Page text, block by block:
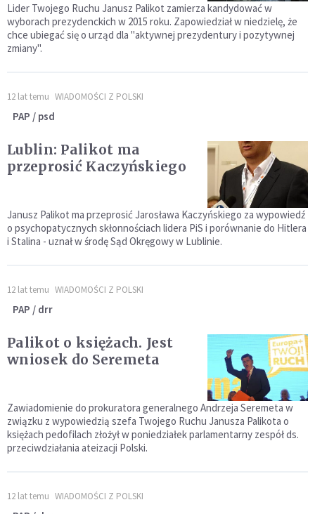
Lider Twojego Ruchu Janusz Palikot zamierza kandydować w
wyborach prezydenckich w 2015 roku. Zapowiedział w niedzielę, że
chce ubiegać się o urząd dla "aktywnej prezydentury i pozytywnej
zmiany".
12 lat temu WIADOMOŚCI Z POLSKI
PAP / psd
Lublin: Palikot ma
przeprosić Kaczyńskiego
Janusz Palikot ma przeprosić Jarosława Kaczyńskiego za wypowiedź
o psychopatycznych skłonnościach lidera PiS i porównanie do Hitlera
i Stalina - uznał w środę Sąd Okręgowy w Lublinie.
12 lat temu WIADOMOŚCI Z POLSKI
PAP / drr
Palikot o księżach. Jest
wniosek do Seremeta
Zawiadomienie do prokuratora generalnego Andrzeja Seremeta w
związku z wypowiedzią szefa Twojego Ruchu Janusza Palikota o
księżach pedofilach złożył w poniedziałek parlamentarny zespół ds.
przeciwdziałania ateizacji Polski.
12 lat temu WIADOMOŚCI Z POLSKI